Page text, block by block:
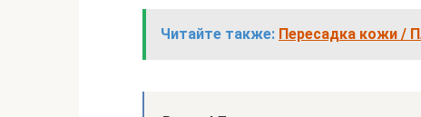
Читайте также: Пересадка кожи /